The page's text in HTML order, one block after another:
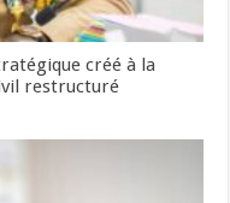
créé à la
restructuré